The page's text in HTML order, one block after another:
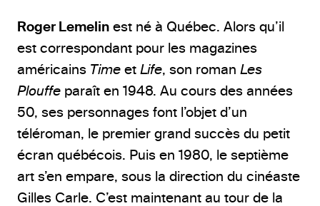
Roger Lemelin est né à Québec. Alors qu’il
est correspondant pour les magazines
américains Time et Life, son roman Les
Plouffe paraît en 1948. Au cours des années
50, ses personnages font l’objet d’un
téléroman, le premier grand succès du petit
écran québécois. Puis en 1980, le septième
art s’en empare, sous la direction du cinéaste
Gilles Carle. C’est maintenant au tour de la